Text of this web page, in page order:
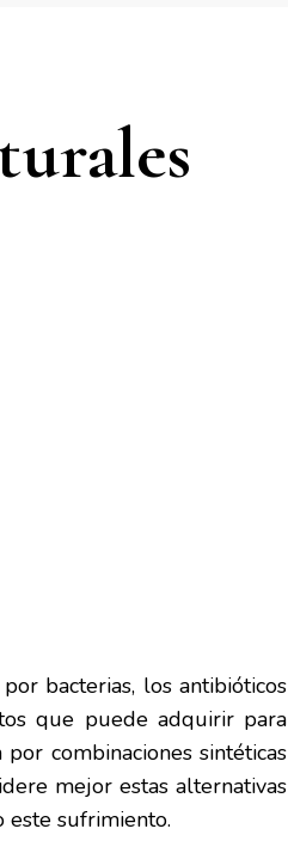
bacterias, los antibióticos
que puede adquirir para
combinaciones sintéticas
mejor estas alternativas
este sufrimiento.